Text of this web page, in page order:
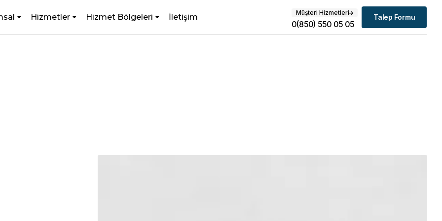
Hizmetler Hizmet Bölgeleri İletişim Müşteri Hizmetleri
0(850) 550 05 05
Talep Formu